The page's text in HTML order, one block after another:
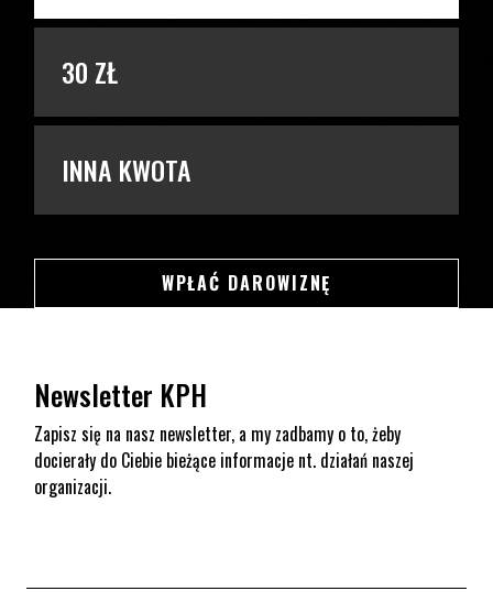
30 ZŁ
INNA KWOTA
WPŁAĆ DAROWIZNĘ
Newsletter KPH
Zapisz się na nasz newsletter, a my zadbamy o to, żeby
docierały do Ciebie bieżące informacje nt. działań naszej
organizacji.